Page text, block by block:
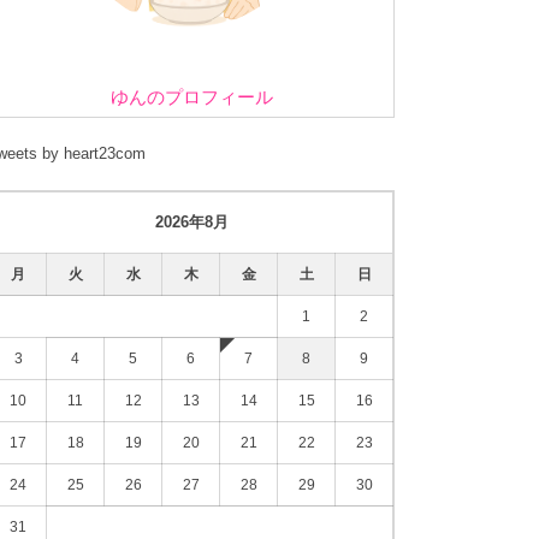
ゆんのプロフィール
by heart23com
2026年8月
月 火 水 木 金 土 日
1 2
3 4 5 6 7 8 9
10 11 12 13 14 15 16
17 18 19 20 21 22 23
24 25 26 27 28 29 30
31